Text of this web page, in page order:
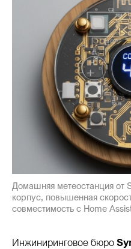
Домашняя метеостанция от
корпус, повышенная
совместимость с Home
Инжиниринговое бюро